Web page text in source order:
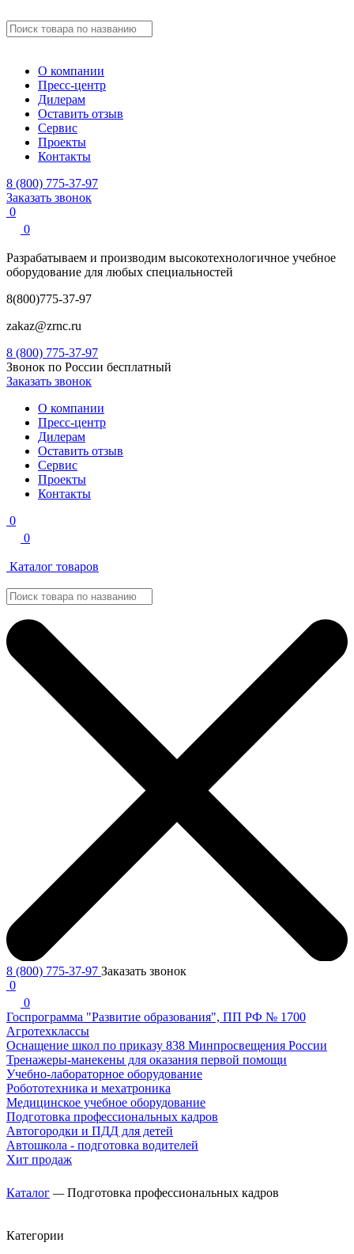
О компании
Пресс-центр
Дилерам
Оставить отзыв
Сервис
Проекты
Контакты
8 (800) 775-37-97
Заказать звонок
0
0
Разрабатываем и производим высокотехнологичное учебное
оборудование для любых специальностей
8(800)775-37-97
zakaz@zrnc.ru
8 (800) 775-37-97
Звонок по России бесплатный
Заказать звонок
О компании
Пресс-центр
Дилерам
Оставить отзыв
Сервис
Проекты
Контакты
0
0
Каталог товаров
8 (800) 775-37-97 Заказать звонок
0
0
Госпрограмма "Развитие образования", ПП РФ № 1700
Агротехклассы
Оснащение школ по приказу 838 Минпросвещения России
Тренажеры-манекены для оказания первой помощи
Учебно-лабораторное оборудование
Робототехника и мехатроника
Медицинское учебное оборудование
Подготовка профессиональных кадров
Автогородки и ПДД для детей
Автошкола - подготовка водителей
Хит продаж
Каталог —Подготовка профессиональных кадров
Категории